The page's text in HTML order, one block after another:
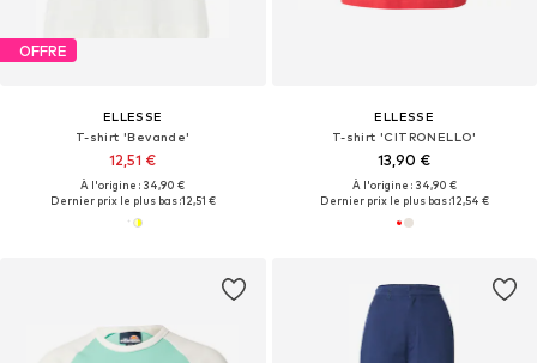
OFFRE
ELLESSE
T-shirt 'Bevande'
12,51 €
À l'origine : 34,90 €
Dernier prix le plus bas :12,51 €
ELLESSE
T-shirt 'CITRONELLO'
13,90 €
À l'origine : 34,90 €
Dernier prix le plus bas :12,54 €